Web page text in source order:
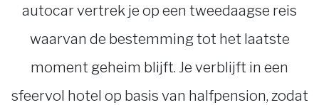
autocar vertrek je op een tweedaagse reis
waarvan de bestemming tot het laatste
moment geheim blijft. Je verblijft in een
sfeervol hotel op basis van halfpension, zodat